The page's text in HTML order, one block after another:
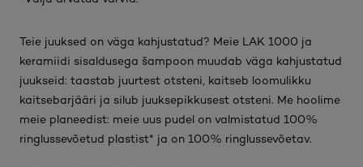
Teie juuksed on väga kahjustatud? Meie LAK 1000 ja
keramiidi sisaldusega šampoon muudab väga kahjustatud
juukseid: taastab juurtest otsteni, kaitseb loomulikku
kaitsebarjääri ja silub juuksepikkusest otsteni. Me hoolime
meie planeedist: meie uus pudel on valmistatud 100%
ringlussevõetud plastist* ja on 100% ringlussevõetav.